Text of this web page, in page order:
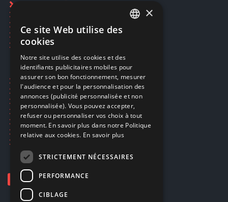
Restauration CD griffés
Réparations & SAV
Smartpoints
Ecogaming
Expédition & retours
Confidentialité
Conditions générales
EA Sport UFC 6
Call of Duty: Modern Warfare 4
Rachat et revente de jeux en cash
ENGLISH
×
Ce site Web utilise des
cookies
Notre site utilise des cookies et des
identifiants publicitaires mobiles pour
assurer son bon fonctionnement, mesurer
l'audience et pour la personnalisation des
annonces (publicité personnalisée et non
personnalisée). Vous pouvez accepter,
refuser ou personnaliser vos choix à tout
moment. En savoir plus dans notre Politique
relative aux cookies. En savoir plus
STRICTEMENT NÉCESSAIRES
PERFORMANCE
CIBLAGE